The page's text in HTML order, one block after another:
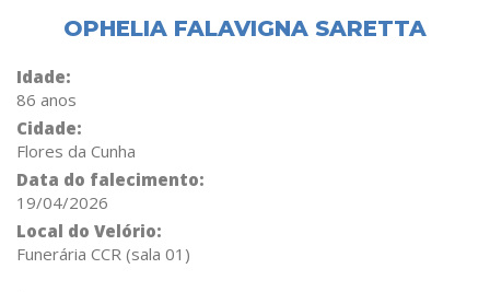
OPHELIA FALAVIGNA SARETTA
Idade:
86 anos
Cidade:
Flores da Cunha
Data do falecimento:
19/04/2026
Local do Velório:
Funerária CCR (sala 01)